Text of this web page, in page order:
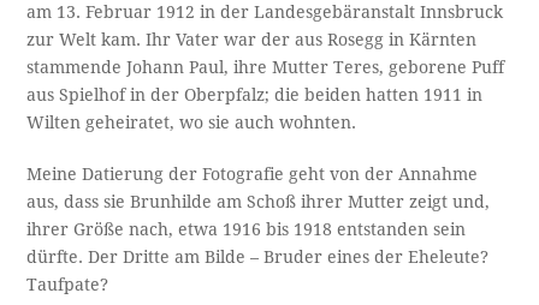
am 13. Februar 1912 in der Landesgebäranstalt Innsbruck
zur Welt kam. Ihr Vater war der aus Rosegg in Kärnten
stammende Johann Paul, ihre Mutter Teres, geborene Puff
aus Spielhof in der Oberpfalz; die beiden hatten 1911 in
Wilten geheiratet, wo sie auch wohnten.
Meine Datierung der Fotografie geht von der Annahme
aus, dass sie Brunhilde am Schoß ihrer Mutter zeigt und,
ihrer Größe nach, etwa 1916 bis 1918 entstanden sein
dürfte. Der Dritte am Bilde – Bruder eines der Eheleute?
Taufpate?